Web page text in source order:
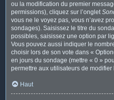
ou la modification du premier
permissions), cliquez sur l’onglet
vous ne le voyez pas, vous n’avez
sondages). Saisissez le titre du
possibles, saisissez une option par
Vous pouvez aussi indiquer le
choisir lors de son vote dans «
en jours du sondage (mettre « 0 »
permettre aux utilisateurs de modifier
Haut